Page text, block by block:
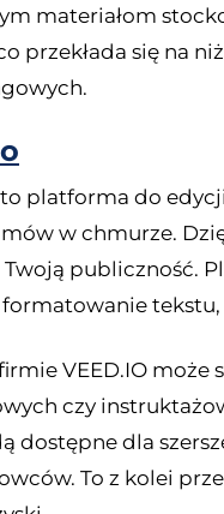
materiałom
przekłada się na
to platforma do
w chmurze.
Twoją publiczność.
formatowanie
VEED.IO
czy
dostępne dla
To z kolei